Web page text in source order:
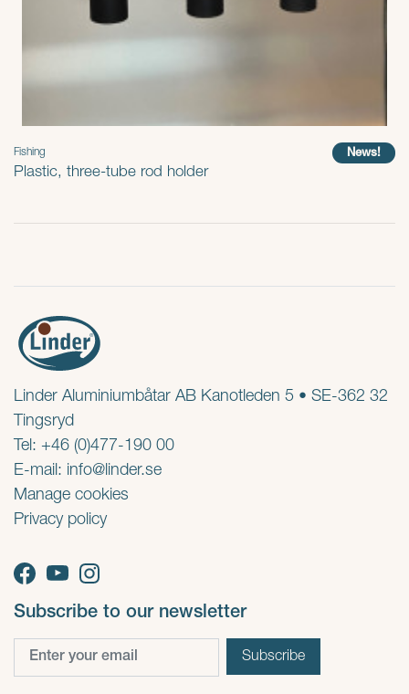
Fishing News!
Plastic, three-tube rod holder
Linder Aluminiumbåtar AB Kanotleden 5 • SE-362 32
Tingsryd
Tel: +46 (0)477-190 00
E-mail: info@linder.se
Manage cookies
Privacy policy
Subscribe to our newsletter